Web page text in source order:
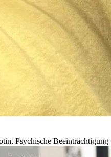
Psychische Beeinträchtigung